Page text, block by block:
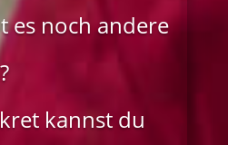
es noch andere
kannst du